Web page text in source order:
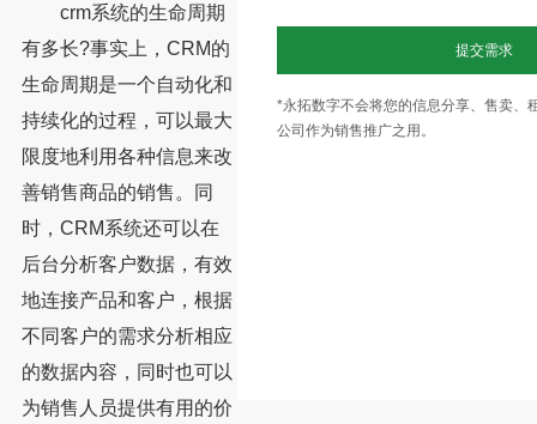
crm系统的生命周期
有多长?事实上，CRM的
生命周期是一个自动化和
持续化的过程，可以最大
限度地利用各种信息来改
善销售商品的销售。同
时，CRM系统还可以在
后台分析客户数据，有效
地连接产品和客户，根据
不同客户的需求分析相应
的数据内容，同时也可以
为销售人员提供有用的价
提交需求
*永拓数字不会将您的信息分享、售卖、
公司作为销售推广之用。